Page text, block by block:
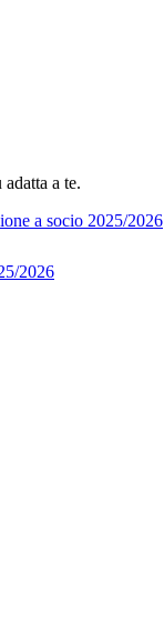
a te.
a socio 2025/2026
2026